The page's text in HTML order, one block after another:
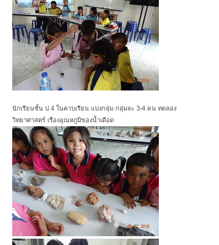
นักเรียนชั้น ป.4 ในคาบเรียน แบ่งกลุ่ม กลุ่มละ 3-4 คน ทดลอง
วิทยาศาสตร์ เรื่องอุณหภูมิของน้ำเดือด